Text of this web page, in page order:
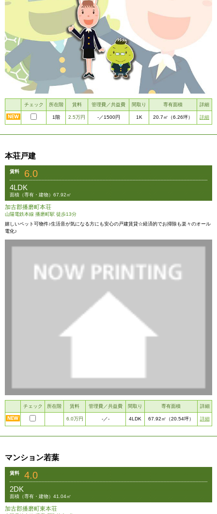
チェック 所在階 賃料 管理費／共益費 間取り 専有面積 詳細
1階 2.5万円 -／1500円 1K 20.7㎡ （6.26坪） 詳細
本荘戸建
賃料 6.0
4LDK
面積（専有・建物）67.92㎡
加古郡播磨町本荘
山陽電鉄本線 播磨町駅 徒歩13分
嬉しいペット可物件♪生活音が気になる方にも安心の戸建賃貸☆経済的でお掃除も楽々のオール
電化♪
チェック 所在階 賃料 管理費／共益費 間取り 専有面積 詳細
6.0万円 -／- 4LDK 67.92㎡ （20.54坪） 詳細
マンション若葉
賃料 4.0
2DK
面積（専有・建物）41.04㎡
加古郡播磨町東本荘